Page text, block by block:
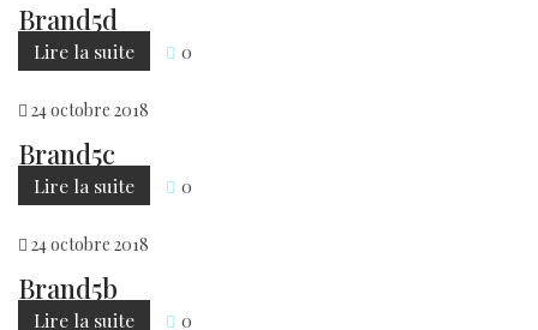
Brand5d
Lire la suite 0
24octobre 2018
Brand5c
Lire la suite 0
24octobre 2018
Brand5b
Lire la suite 0